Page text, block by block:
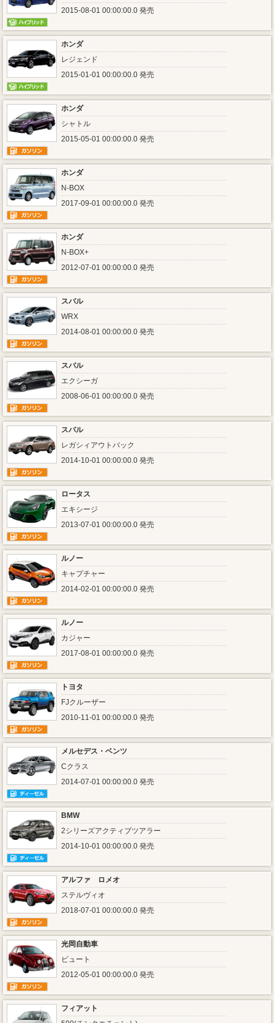
2015-08-01 00:00:00.0 発売
ホンダ
レジェンド
2015-01-01 00:00:00.0 発売
ホンダ
シャトル
2015-05-01 00:00:00.0 発売
ホンダ
N-BOX
2017-09-01 00:00:00.0 発売
ホンダ
N-BOX+
2012-07-01 00:00:00.0 発売
スバル
WRX
2014-08-01 00:00:00.0 発売
スバル
エクシーガ
2008-06-01 00:00:00.0 発売
スバル
レガシィアウトバック
2014-10-01 00:00:00.0 発売
ロータス
エキシージ
2013-07-01 00:00:00.0 発売
ルノー
キャプチャー
2014-02-01 00:00:00.0 発売
ルノー
カジャー
2017-08-01 00:00:00.0 発売
トヨタ
FJクルーザー
2010-11-01 00:00:00.0 発売
メルセデス・ベンツ
Cクラス
2014-07-01 00:00:00.0 発売
BMW
2シリーズアクティブツアラー
2014-10-01 00:00:00.0 発売
アルファ ロメオ
ステルヴィオ
2018-07-01 00:00:00.0 発売
光岡自動車
ビュート
2012-05-01 00:00:00.0 発売
フィアット